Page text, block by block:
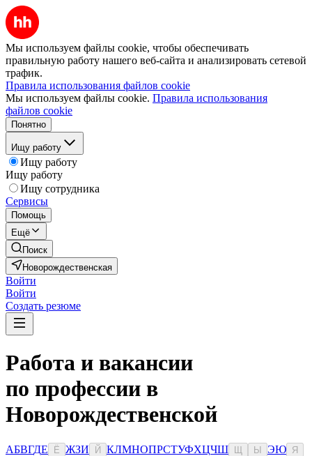
Мы используем файлы cookie, чтобы обеспечивать
правильную работу нашего веб-сайта и анализировать сетевой
трафик.
Правила использования файлов cookie
Мы используем файлы cookie. Правила использования
файлов cookie
Понятно
Ищу работу
Ищу работу
Ищу работу
Ищу сотрудника
Сервисы
Помощь
Ещё
Поиск
Новорождественская
Войти
Войти
Создать резюме
Работа и вакансии
по профессии в
Новорождественской
АБВГДЕ Ё ЖЗИ Й КЛМНОПРСТУФХЦЧШ Ы ЭЮ Я